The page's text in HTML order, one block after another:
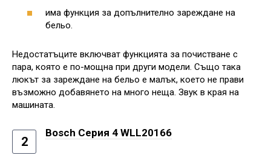
има функция за допълнително зареждане на
бельо.
Недостатъците включват функцията за почистване с
пара, която е по-мощна при други модели. Също така
люкът за зареждане на бельо е малък, което не прави
възможно добавянето на много неща. Звук в края на
машината.
2
Bosch Серия 4 WLL20166